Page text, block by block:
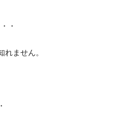
・
れません。